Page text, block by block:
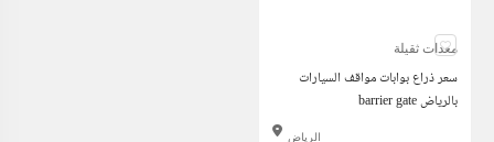
معدات ثقيلة
سعر ذراع بوابات مواقف السيارات
barrier gate بالرياض
الرياض